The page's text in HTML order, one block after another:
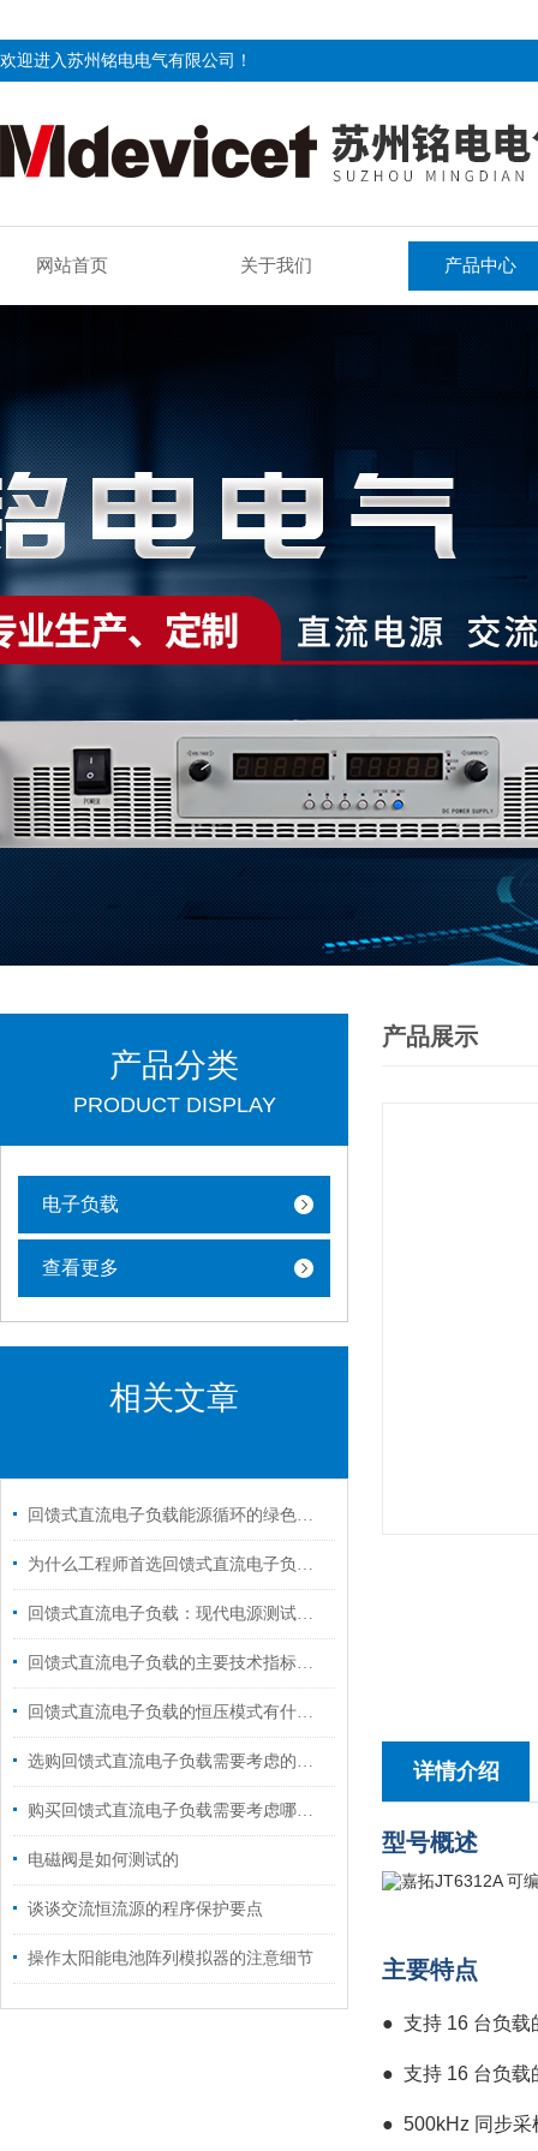
欢迎进入苏州铭电电气有限公司！
网站首页 关于我们 产品中心
产品分类
PRODUCT DISPLAY
电子负载
查看更多
相关文章
回馈式直流电子负载能源循环的绿色引擎
为什么工程师首选回馈式直流电子负载进行电源测试？
回馈式直流电子负载：现代电源测试与调试的得力助手
回馈式直流电子负载的主要技术指标说明
回馈式直流电子负载的恒压模式有什么用途?
选购回馈式直流电子负载需要考虑的九大要素
购买回馈式直流电子负载需要考虑哪些要素？
电磁阀是如何测试的
谈谈交流恒流源的程序保护要点
操作太阳能电池阵列模拟器的注意细节
产品展示
详情介绍
型号概述
主要特点
● 支持 16 台负载
● 支持 16 台负载
● 500kHz 同步